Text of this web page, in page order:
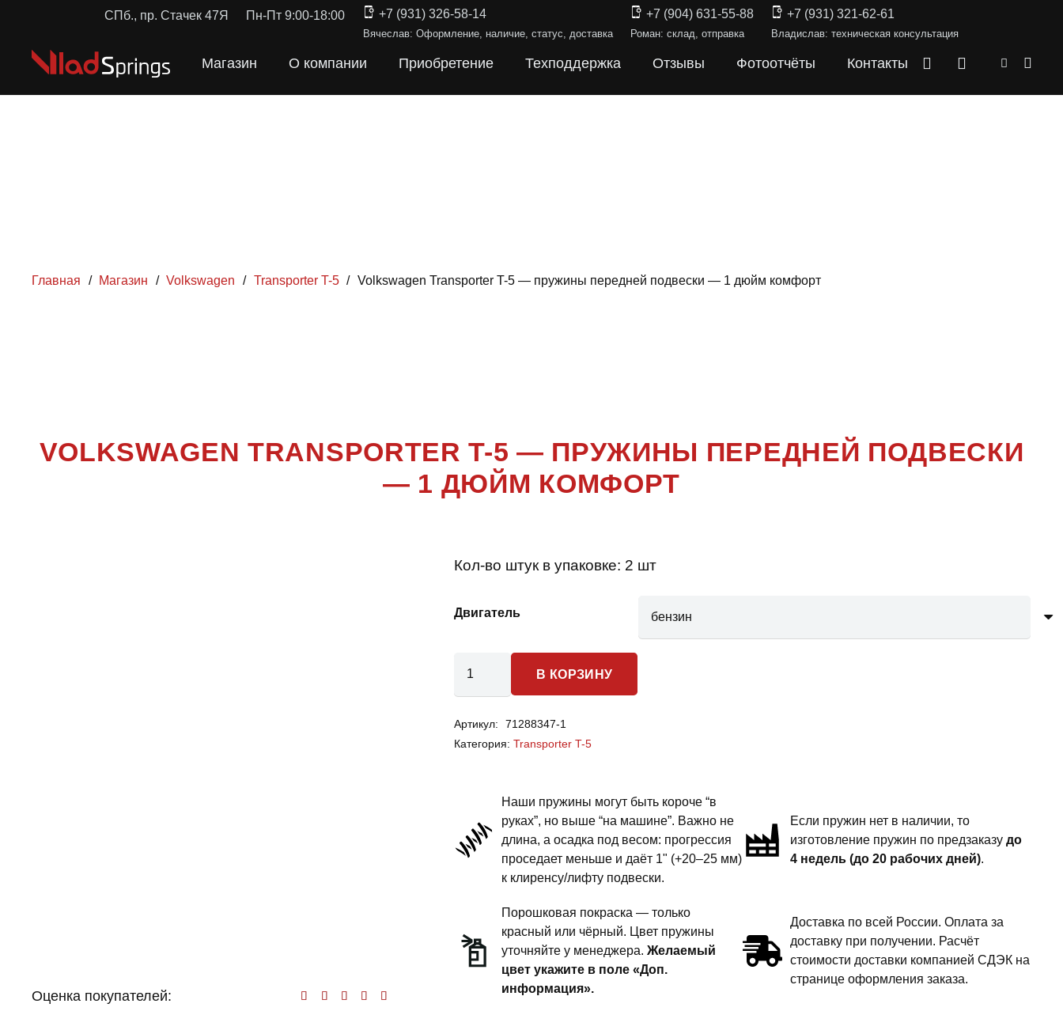
СПб., пр. Стачек 47Я Пн-Пт 9:00-18:00 +7 (931) 326-58-14
Вячеслав: Оформление, наличие, статус, доставка
+7 (904) 631-55-88
Роман: склад, отправка
+7 (931) 321-62-61
Владислав: техническая консультация
Магазин О компании Приобретение Техподдержка Отзывы Фотоотчёты Контакты
Главная / Магазин / Volkswagen / Transporter T-5 / Volkswagen Transporter T-5 — пружины передней подвески — 1 дюйм комфорт
TRANSPORTER T-5
VOLKSWAGEN TRANSPORTER T-5 — ПРУЖИНЫ ПЕРЕДНЕЙ ПОДВЕСКИ
— 1 ДЮЙМ КОМФОРТ
Оценка покупателей:
Кол-во штук в упаковке: 2 шт
Двигатель
Transporter
T-
пружины
передней
подвески
комфорт
В КОРЗИНУ
Артикул:
71288347-1
Категория:Transporter T-5
Наши пружины могут быть короче “в
руках”, но выше “на машине”. Важно не
длина, а осадка под весом: прогрессия
проседает меньше и даёт 1" (+20–25 мм)
к клиренсу/лифту подвески.
Если пружин нет в наличии, то
изготовление пружин по предзаказудо
4 недель (до 20 рабочих дней).
Порошковая покраска — только
красный или чёрный. Цвет пружины
уточняйте у менеджера.Желаемый
цвет укажите в поле «Доп.
информация».
Доставка по всей России. Оплата за
доставку при получении. Расчёт
стоимости доставки компанией СДЭК на
странице оформления заказа.